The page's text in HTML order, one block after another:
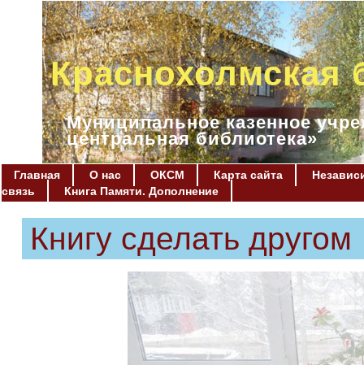
Краснохолмская
Муниципальное казенное
центральная библиотека»
Главная О нас ОКСМ Карта сайта
связь
Книга Памяти. Дополнение
Книгу сделать другом